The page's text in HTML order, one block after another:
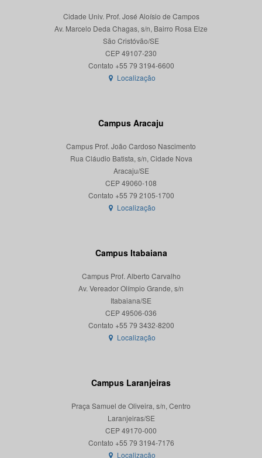
Cidade Univ. Prof. José Aloísio de Campos
Av. Marcelo Deda Chagas, s/n, Bairro Rosa Elze
São Cristóvão/SE
CEP 49107-230
Localização
Campus Aracaju
Campus Prof. João Cardoso Nascimento
Rua Cláudio Batista, s/n, Cidade Nova
Aracaju/SE
CEP 49060-108
Localização
Campus Itabaiana
Campus Prof. Alberto Carvalho
Av. Vereador Olímpio Grande, s/n
Itabaiana/SE
CEP 49506-036
Localização
Campus Laranjeiras
Praça Samuel de Oliveira, s/n, Centro
Laranjeiras/SE
CEP 49170-000
Localização